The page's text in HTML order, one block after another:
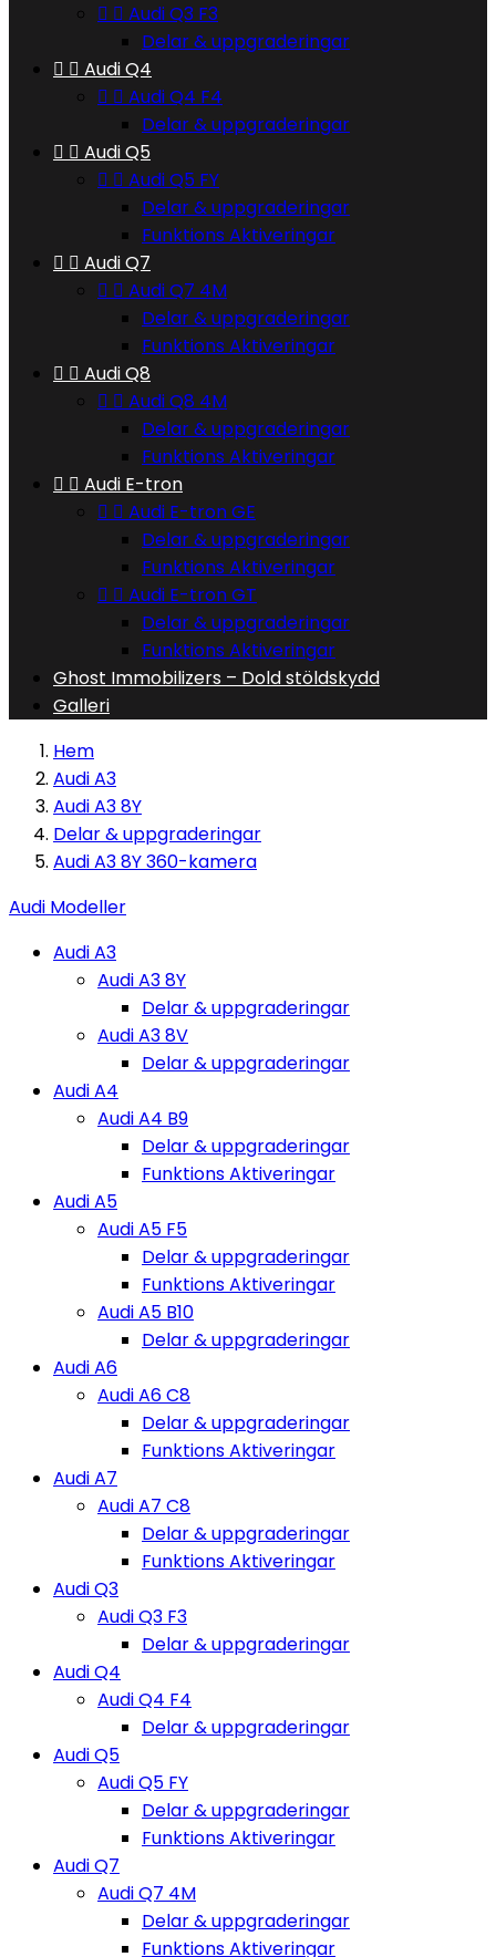
  Audi Q3 F3
Delar & uppgraderingar
  Audi Q4
  Audi Q4 F4
Delar & uppgraderingar
  Audi Q5
  Audi Q5 FY
Delar & uppgraderingar
Funktions Aktiveringar
  Audi Q7
  Audi Q7 4M
Delar & uppgraderingar
Funktions Aktiveringar
  Audi Q8
  Audi Q8 4M
Delar & uppgraderingar
Funktions Aktiveringar
  Audi E-tron
  Audi E-tron GE
Delar & uppgraderingar
Funktions Aktiveringar
  Audi E-tron GT
Delar & uppgraderingar
Funktions Aktiveringar
Ghost Immobilizers – Dold stöldskydd
Galleri
Hem
Audi A3
Audi A3 8Y
Delar & uppgraderingar
Audi A3 8Y 360-kamera
Audi Modeller
Audi A3
Audi A3 8Y
Delar & uppgraderingar
Audi A3 8V
Delar & uppgraderingar
Audi A4
Audi A4 B9
Delar & uppgraderingar
Funktions Aktiveringar
Audi A5
Audi A5 F5
Delar & uppgraderingar
Funktions Aktiveringar
Audi A5 B10
Delar & uppgraderingar
Audi A6
Audi A6 C8
Delar & uppgraderingar
Funktions Aktiveringar
Audi A7
Audi A7 C8
Delar & uppgraderingar
Funktions Aktiveringar
Audi Q3
Audi Q3 F3
Delar & uppgraderingar
Audi Q4
Audi Q4 F4
Delar & uppgraderingar
Audi Q5
Audi Q5 FY
Delar & uppgraderingar
Funktions Aktiveringar
Audi Q7
Audi Q7 4M
Delar & uppgraderingar
Funktions Aktiveringar